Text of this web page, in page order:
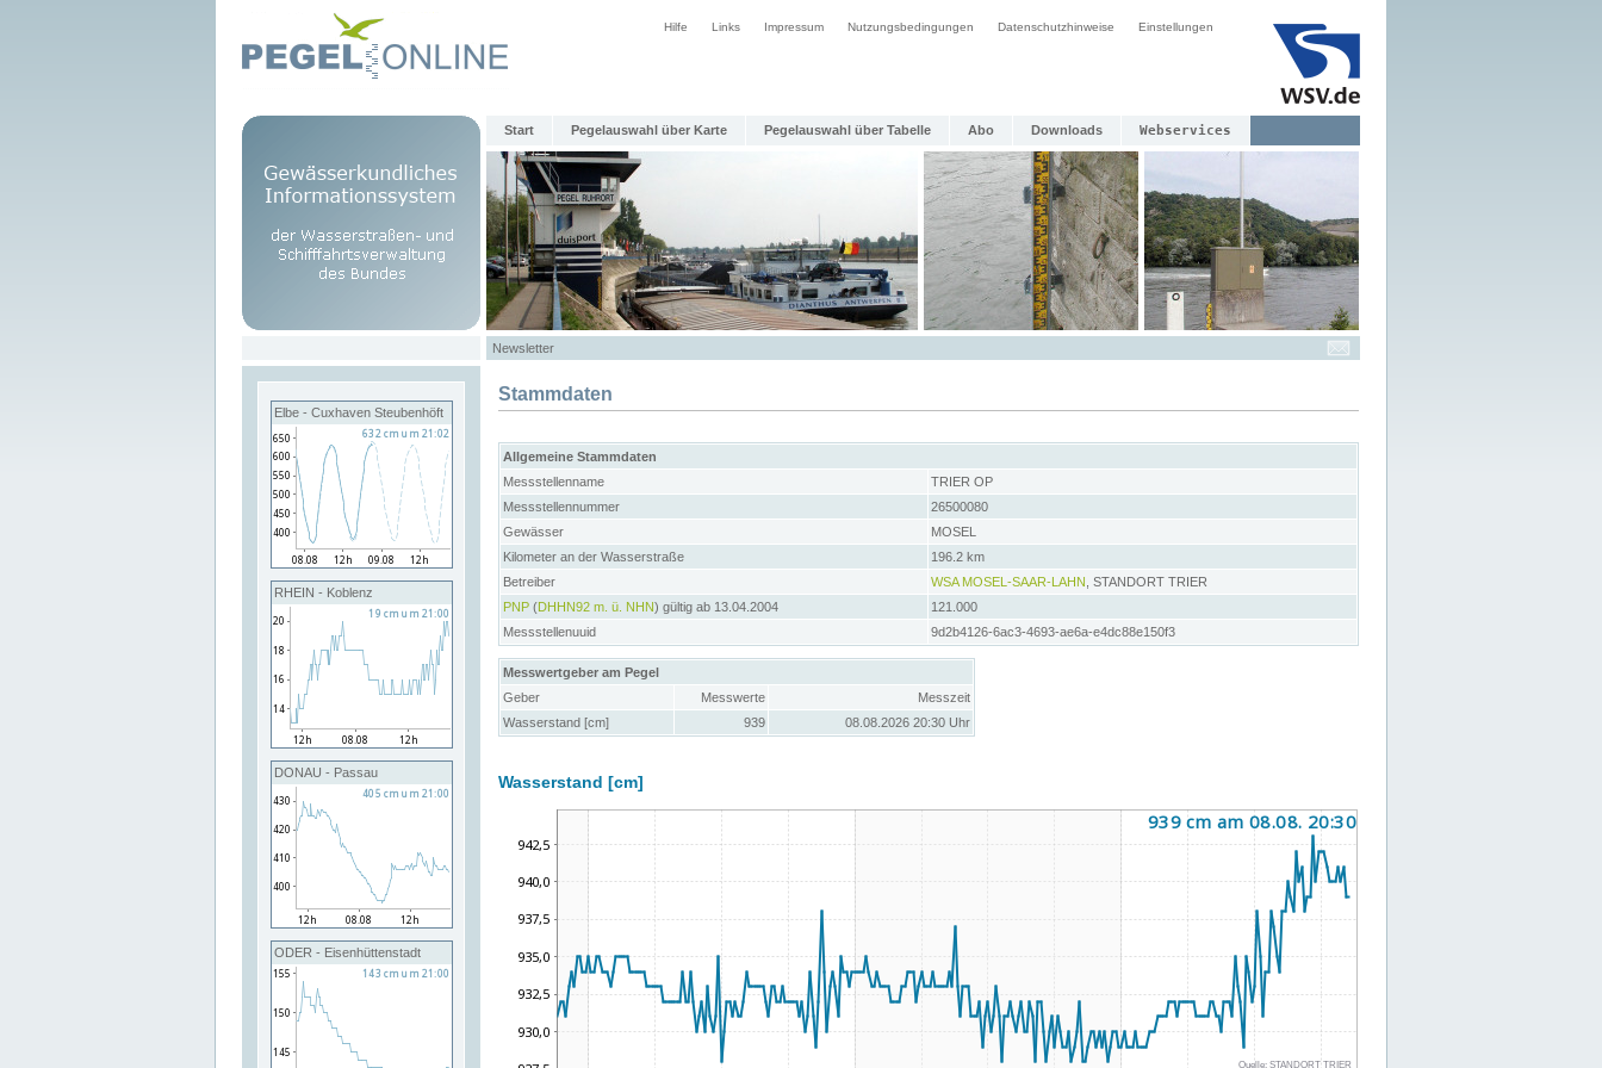
Hilfe Links Impressum Nutzungsbedingungen Datenschutzhinweise Einstellungen
Start Pegelauswahl über Karte Pegelauswahl über Tabelle Abo Downloads Webservices
Newsletter
Elbe - Cuxhaven Steubenhöft
RHEIN - Koblenz
DONAU - Passau
ODER - Eisenhüttenstadt
Stammdaten
Allgemeine Stammdaten
Messstellenname
TRIER OP
Messstellennummer
26500080
Gewässer
MOSEL
Kilometer an der Wasserstraße
196.2 km
Betreiber
WSA MOSEL-SAAR-LAHN , STANDORT TRIER
PNP (DHHN92 m. ü. NHN) gültig ab 13.04.2004
121.000
Messstellenuuid
9d2b4126-6ac3-4693-ae6a-e4dc88e150f3
Messwertgeber am Pegel
Geber
Messwerte
Messzeit
Wasserstand [cm]
939 08.08.2026 20:30 Uhr
Wasserstand [cm]